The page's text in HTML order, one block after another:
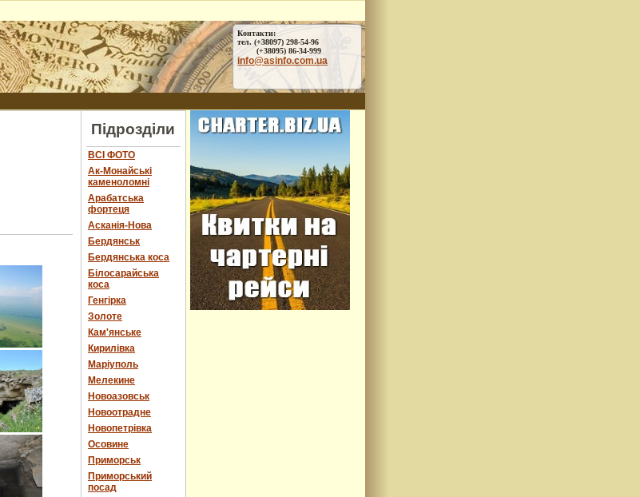
Контакти:
тел. (+38097) 298-54-96
(+38095) 86-34-999
info@asinfo.com.ua
Підрозділи
ВСІ ФОТО
Ак-Монайські
каменоломні
Арабатська
фортеця
Асканія-Нова
Бердянськ
Бердянська коса
Білосарайська
коса
Генгірка
Золоте
Кам'янське
Кирилівка
Маріуполь
Мелекине
Новоазовськ
Новоотрадне
Новопетрівка
Осовине
Приморськ
Приморський
посад